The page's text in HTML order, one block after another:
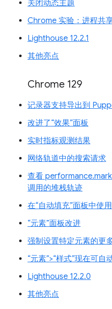
关闭动态主题
Chrome 实验：进程共
Lighthouse 12.2.1
其他亮点
Chrome 129
记录器支持导出到
改进了“效果”面板
实时指标观测结果
网络轨道中的搜索请求
查看
调用的堆栈轨迹
在“自动填充”面板中使
“元素”面板改进
强制设置特定元素的更
“元素”>“样式”现在可
Lighthouse 12.2.0
其他亮点